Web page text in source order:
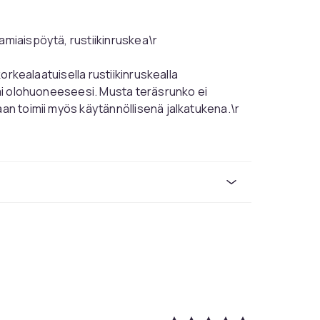
rustiikinruskea\r
rustiikinruskealla
olohuoneeseesi. Musta teräsrunko ei
toimii myös käytännöllisenä jalkatukena.\r
korostamaan asuintilaasi, intuitiiviset